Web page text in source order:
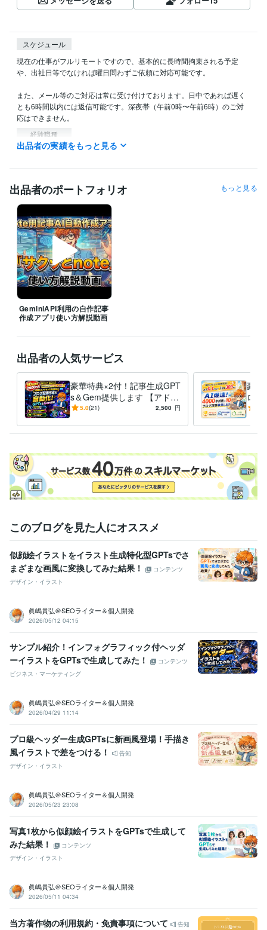
スケジュール
現在の仕事がフルリモートですので、基本的に長時間拘束される予定
や、出社日等でなければ曜日問わずご依頼に対応可能です。
また、メール等のご対応は常に受け付けております。日中であれば遅く
とも6時間以内には返信可能です。深夜帯（午前0時〜午前6時）のご対
応はできません。
経験職種
AI・機械学習 / AIライター 経験年数 : 2年
プログラミング言語・フレームワーク
Google ドキュメント:1年ChatGPT:1年
Canva:6年
得意分野
ライティング・翻訳 SEOライティング
出品者の実績をもっと見る
出品者のポートフォリオ もっと見る
GeminiAPI利用の自作記事
作成アプリ使い方解説動画
出品者の人気サービス
豪華特典×2付！記事生成GPT
s＆Gem提供します 【アドセ
ンス合格実績アリ】構成から
5.0(21) 2,500 円
豪華
ログ
アド
このブログを見た人にオススメ
似顔絵イラストをイラスト生成特化型GPTsでさ
まざまな画風に変換してみた結果！
コンテンツ
デザイン・イラスト
眞嶋貴弘＠SEOライター＆個人開発
2026/05/12 04:15
サンプル紹介！インフォグラフィック付ヘッダ
ーイラストをGPTsで生成してみた！
コンテンツ
ビジネス・マーケティング
眞嶋貴弘＠SEOライター＆個人開発
2026/04/29 11:14
プロ級ヘッダー生成GPTsに新画風登場！手描き
風イラストで差をつける！
告知
デザイン・イラスト
眞嶋貴弘＠SEOライター＆個人開発
2026/05/23 23:08
写真1枚から似顔絵イラストをGPTsで生成して
みた結果！
コンテンツ
デザイン・イラスト
眞嶋貴弘＠SEOライター＆個人開発
2026/05/11 04:34
当方著作物の利用規約・免責事項について
告知